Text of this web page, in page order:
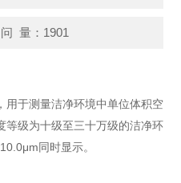
量：1901
用于测量洁净环境中单位体积空
等级为十级至三十万级的洁净环
同时显示。